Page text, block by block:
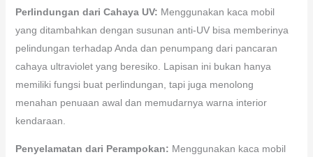
Perlindungan dari Cahaya UV: Menggunakan kaca mobil
yang ditambahkan dengan susunan anti-UV bisa memberinya
pelindungan terhadap Anda dan penumpang dari pancaran
cahaya ultraviolet yang beresiko. Lapisan ini bukan hanya
memiliki fungsi buat perlindungan, tapi juga menolong
menahan penuaan awal dan memudarnya warna interior
kendaraan.
Penyelamatan dari Perampokan: Menggunakan kaca mobil